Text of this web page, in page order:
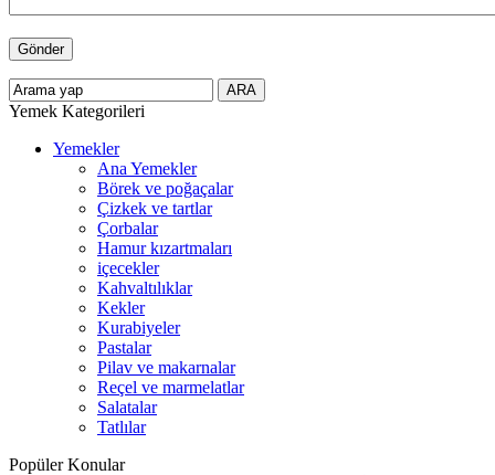
Yemek Kategorileri
Yemekler
Ana Yemekler
Börek ve poğaçalar
Çizkek ve tartlar
Çorbalar
Hamur kızartmaları
içecekler
Kahvaltılıklar
Kekler
Kurabiyeler
Pastalar
Pilav ve makarnalar
Reçel ve marmelatlar
Salatalar
Tatlılar
Popüler Konular